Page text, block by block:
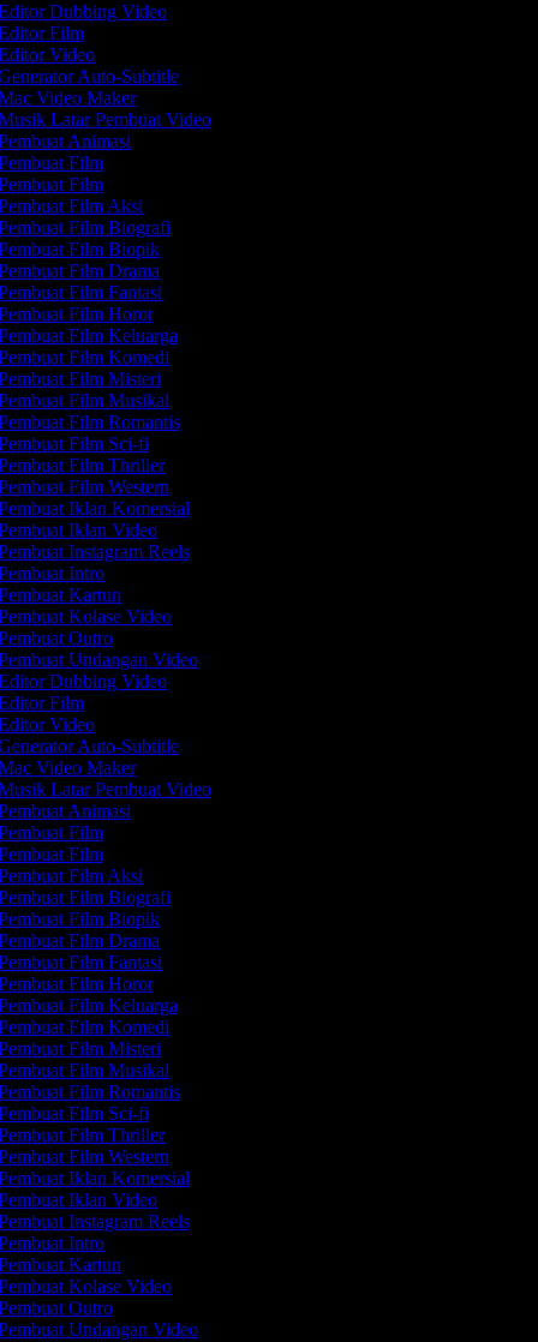
Dubbing Video
Film
Video
Auto-Subtitle
Video Maker
Latar Pembuat Video
Animasi
Film
Film
Film Aksi
Film Biografi
Film Biopik
Film Drama
Film Fantasi
Film Horor
Film Keluarga
Film Komedi
Film Misteri
Film Musikal
Film Romantis
Film Sci-fi
Film Thriller
Film Western
Iklan Komersial
Iklan Video
Instagram Reels
Intro
Kartun
Kolase Video
Outro
Undangan Video
Dubbing Video
Film
Video
Auto-Subtitle
Video Maker
Latar Pembuat Video
Animasi
Film
Film
Film Aksi
Film Biografi
Film Biopik
Film Drama
Film Fantasi
Film Horor
Film Keluarga
Film Komedi
Film Misteri
Film Musikal
Film Romantis
Film Sci-fi
Film Thriller
Film Western
Iklan Komersial
Iklan Video
Instagram Reels
Intro
Kartun
Kolase Video
Outro
Undangan Video